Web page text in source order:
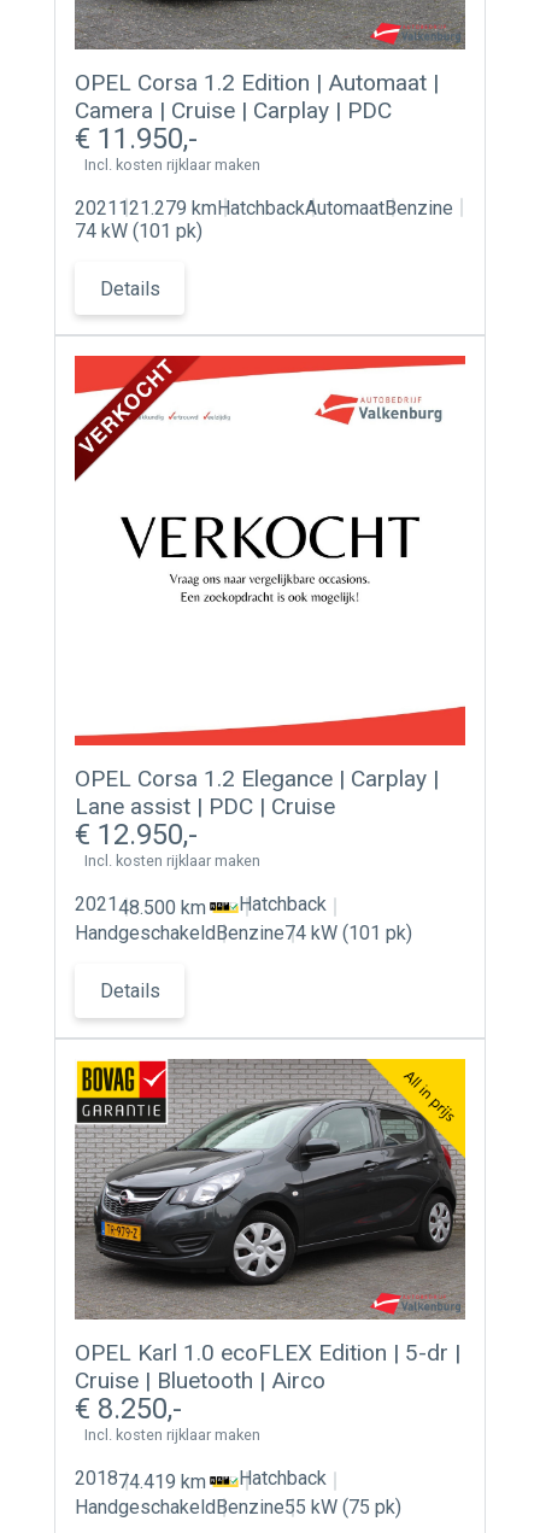
OPEL Corsa 1.2 Edition | Automaat |
Camera | Cruise | Carplay | PDC
11.950
Incl. kosten rijklaar maken
2021121.279 kmHatchbackAutomaatBenzine
74 kW (101 pk)
Details
OPEL Corsa 1.2 Elegance | Carplay |
Lane assist | PDC | Cruise
12.950
Incl. kosten rijklaar maken
202148.500 km
Hatchback
Handgeschakeld Benzine74 kW (101 pk)
Details
OPEL Karl 1.0 ecoFLEX Edition | 5-dr |
Cruise | Bluetooth | Airco
8.250
Incl. kosten rijklaar maken
201874.419 km
Hatchback
HandgeschakeldBenzine55 kW (75 pk)